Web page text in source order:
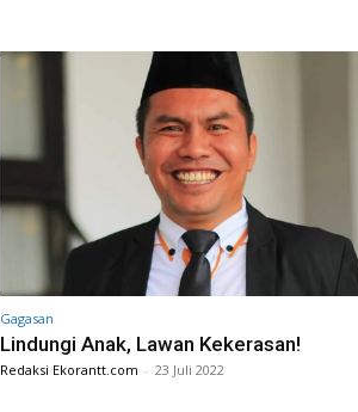
Gagasan
Lindungi Anak, Lawan Kekerasan!
Redaksi Ekorantt.com - 23 Juli 2022